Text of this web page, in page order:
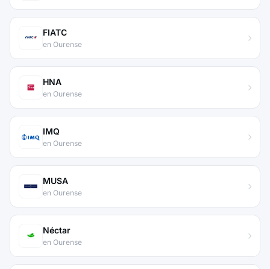
FIATC
en Ourense
HNA
en Ourense
IMQ
en Ourense
MUSA
en Ourense
Néctar
en Ourense